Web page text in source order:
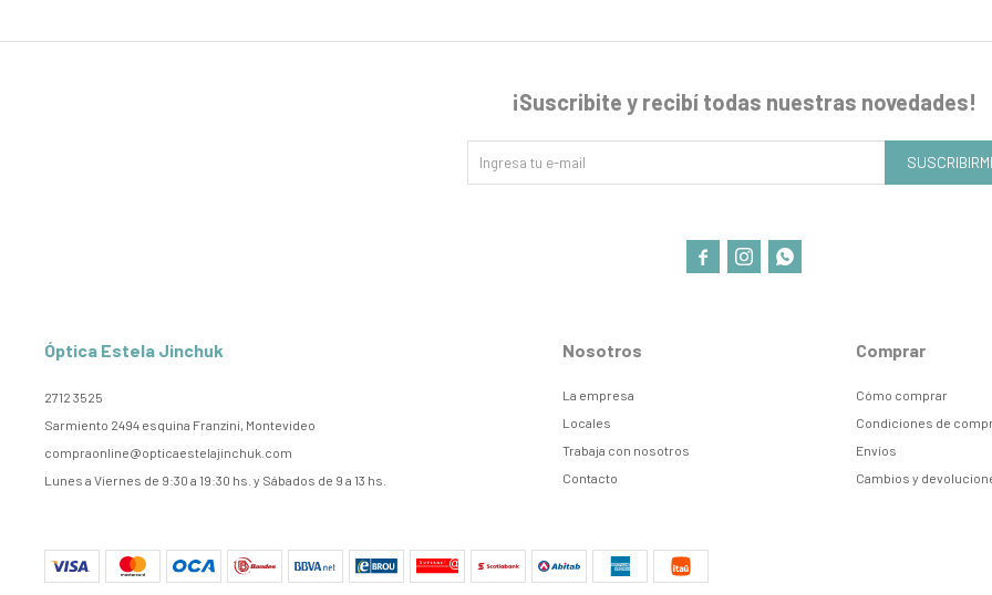
Óptica Estela Jinchuk
2712 3525
Sarmiento 2494 esquina Franzini, Montevideo
compraonline@opticaestelajinchuk.com
Lunes a Viernes de 9:30 a 19:30 hs. y Sábados de 9 a 13 hs.
Nosotros
La empresa
Locales
Trabaja con nosotros
Contacto
Comprar
Cómo comprar
Condiciones de
Envíos
Cambios y
¡Suscribite y recibí todas nuestras novedades!
  